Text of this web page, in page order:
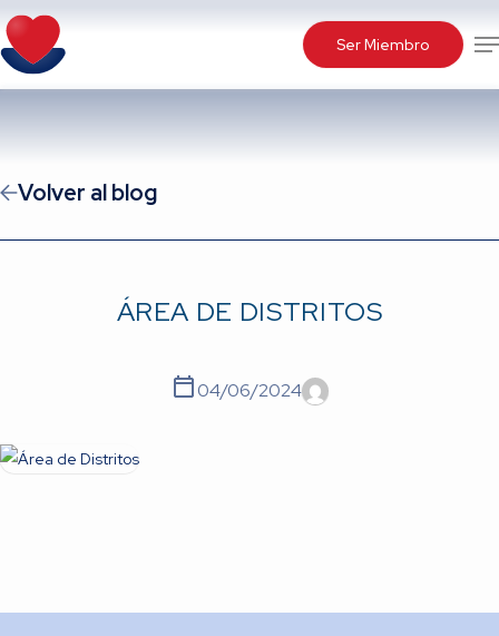
Skip
to
main
Ser Miembro
Volver al blog
ÁREA DE DISTRITOS
04/06/2024